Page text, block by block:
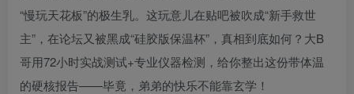
“慢玩天花板”的极生乳。这玩意儿在贴吧被吹成“新手救世
主”，在论坛又被黑成“硅胶版保温杯”，真相到底如何？大B
哥用72小时实战测试+专业仪器检测，给你整出这份带体温
的硬核报告——毕竟，弟弟的快乐不能靠玄学！